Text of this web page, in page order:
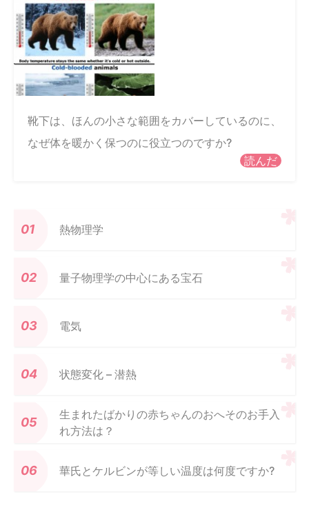
靴下は、ほんの小さな範囲をカバーしているのに、
なぜ体を暖かく保つのに役立つのですか?
読んだ
熱物理学
量子物理学の中心にある宝石
電気
状態変化 – 潜熱
生まれたばかりの赤ちゃんのおへそのお手入
れ方法は？
華氏とケルビンが等しい温度は何度ですか?